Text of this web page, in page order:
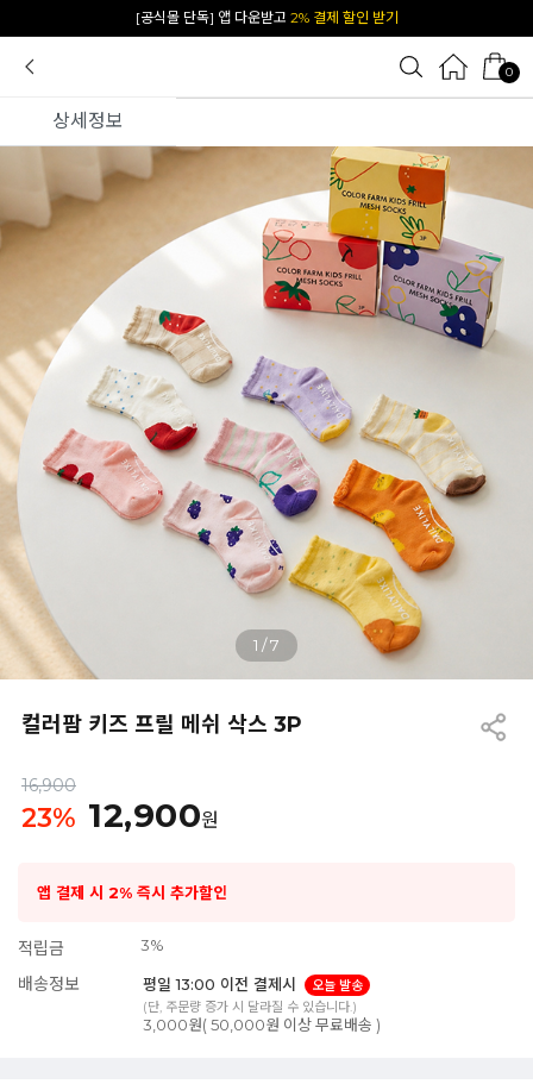
카카오 플친 추가하면1천원 즉시 할인 쿠폰
0
상세정보
1 /7
컬러팜 키즈 프릴 메쉬 삭스 3P
16,900
23% 12,900원
앱 결제 시 2% 즉시 추가할인
적립금 3%
배송정보 평일 13:00 이전 결제시
오늘 발송
(단, 주문량 증가 시 달라질 수 있습니다.)
3,000원( 50,000원 이상 무료배송 )